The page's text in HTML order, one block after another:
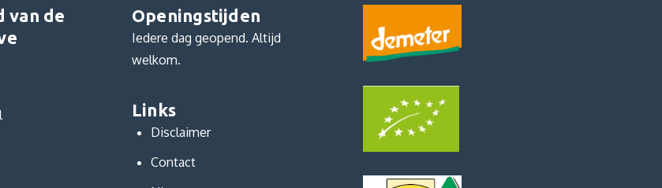
van de
Openingstijden
Iedere dag geopend. Altijd
welkom.
Links
Disclaimer
Contact